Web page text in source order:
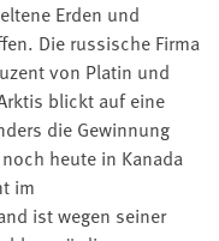
Erden und
Die russische Firma
von Platin und
blickt auf eine
die Gewinnung
heute in Kanada
im
ist wegen seiner